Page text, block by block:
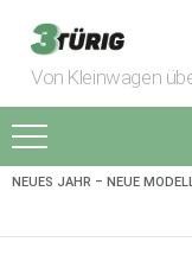
Von Kleinwagen
AKTUELLES
NEUES JAHR – NEUE